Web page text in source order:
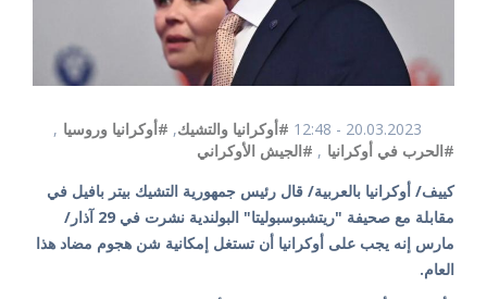
20.03.2023 - 12:48 #أوكرانيا والتشيك, #أوكرانيا وروسيا ,
#الحرب في أوكرانيا , #الجيش الأوكراني
كييف/ أوكرانيا بالعربية/ قال رئيس جمهورية التشيك بيتر بافيل في
مقابلة مع صحيفة "ريتشبوسبوليتا" البولندية نشرت في 29 آذار/
مارس إنه يجب على أوكرانيا أن تستغل إمكانية شن هجوم مضاد هذا
العام.